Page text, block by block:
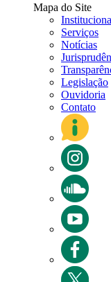
Mapa do Site
Serviços
Notícias
Legislação
Ouvidoria
Contato